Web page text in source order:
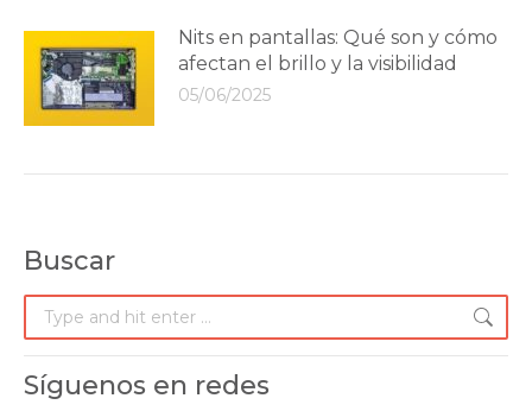
Nits en pantallas: Qué son y cómo
afectan el brillo y la visibilidad
05/06/2025
Buscar
Search:
Síguenos en redes